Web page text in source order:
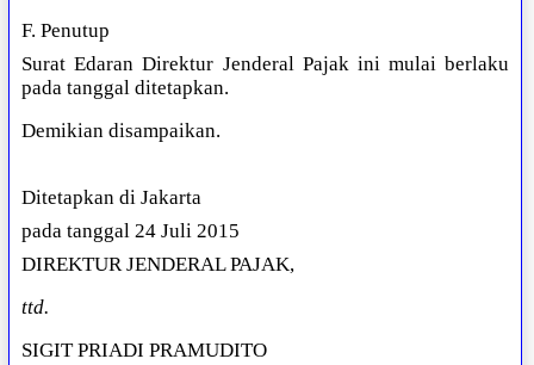
F. Penutup
Surat Edaran Direktur Jenderal Pajak ini mulai berlaku
pada tanggal ditetapkan.
Demikian disampaikan.
Ditetapkan di Jakarta
pada tanggal 24 Juli 2015
DIREKTUR JENDERAL PAJAK,
ttd.
SIGIT PRIADI PRAMUDITO